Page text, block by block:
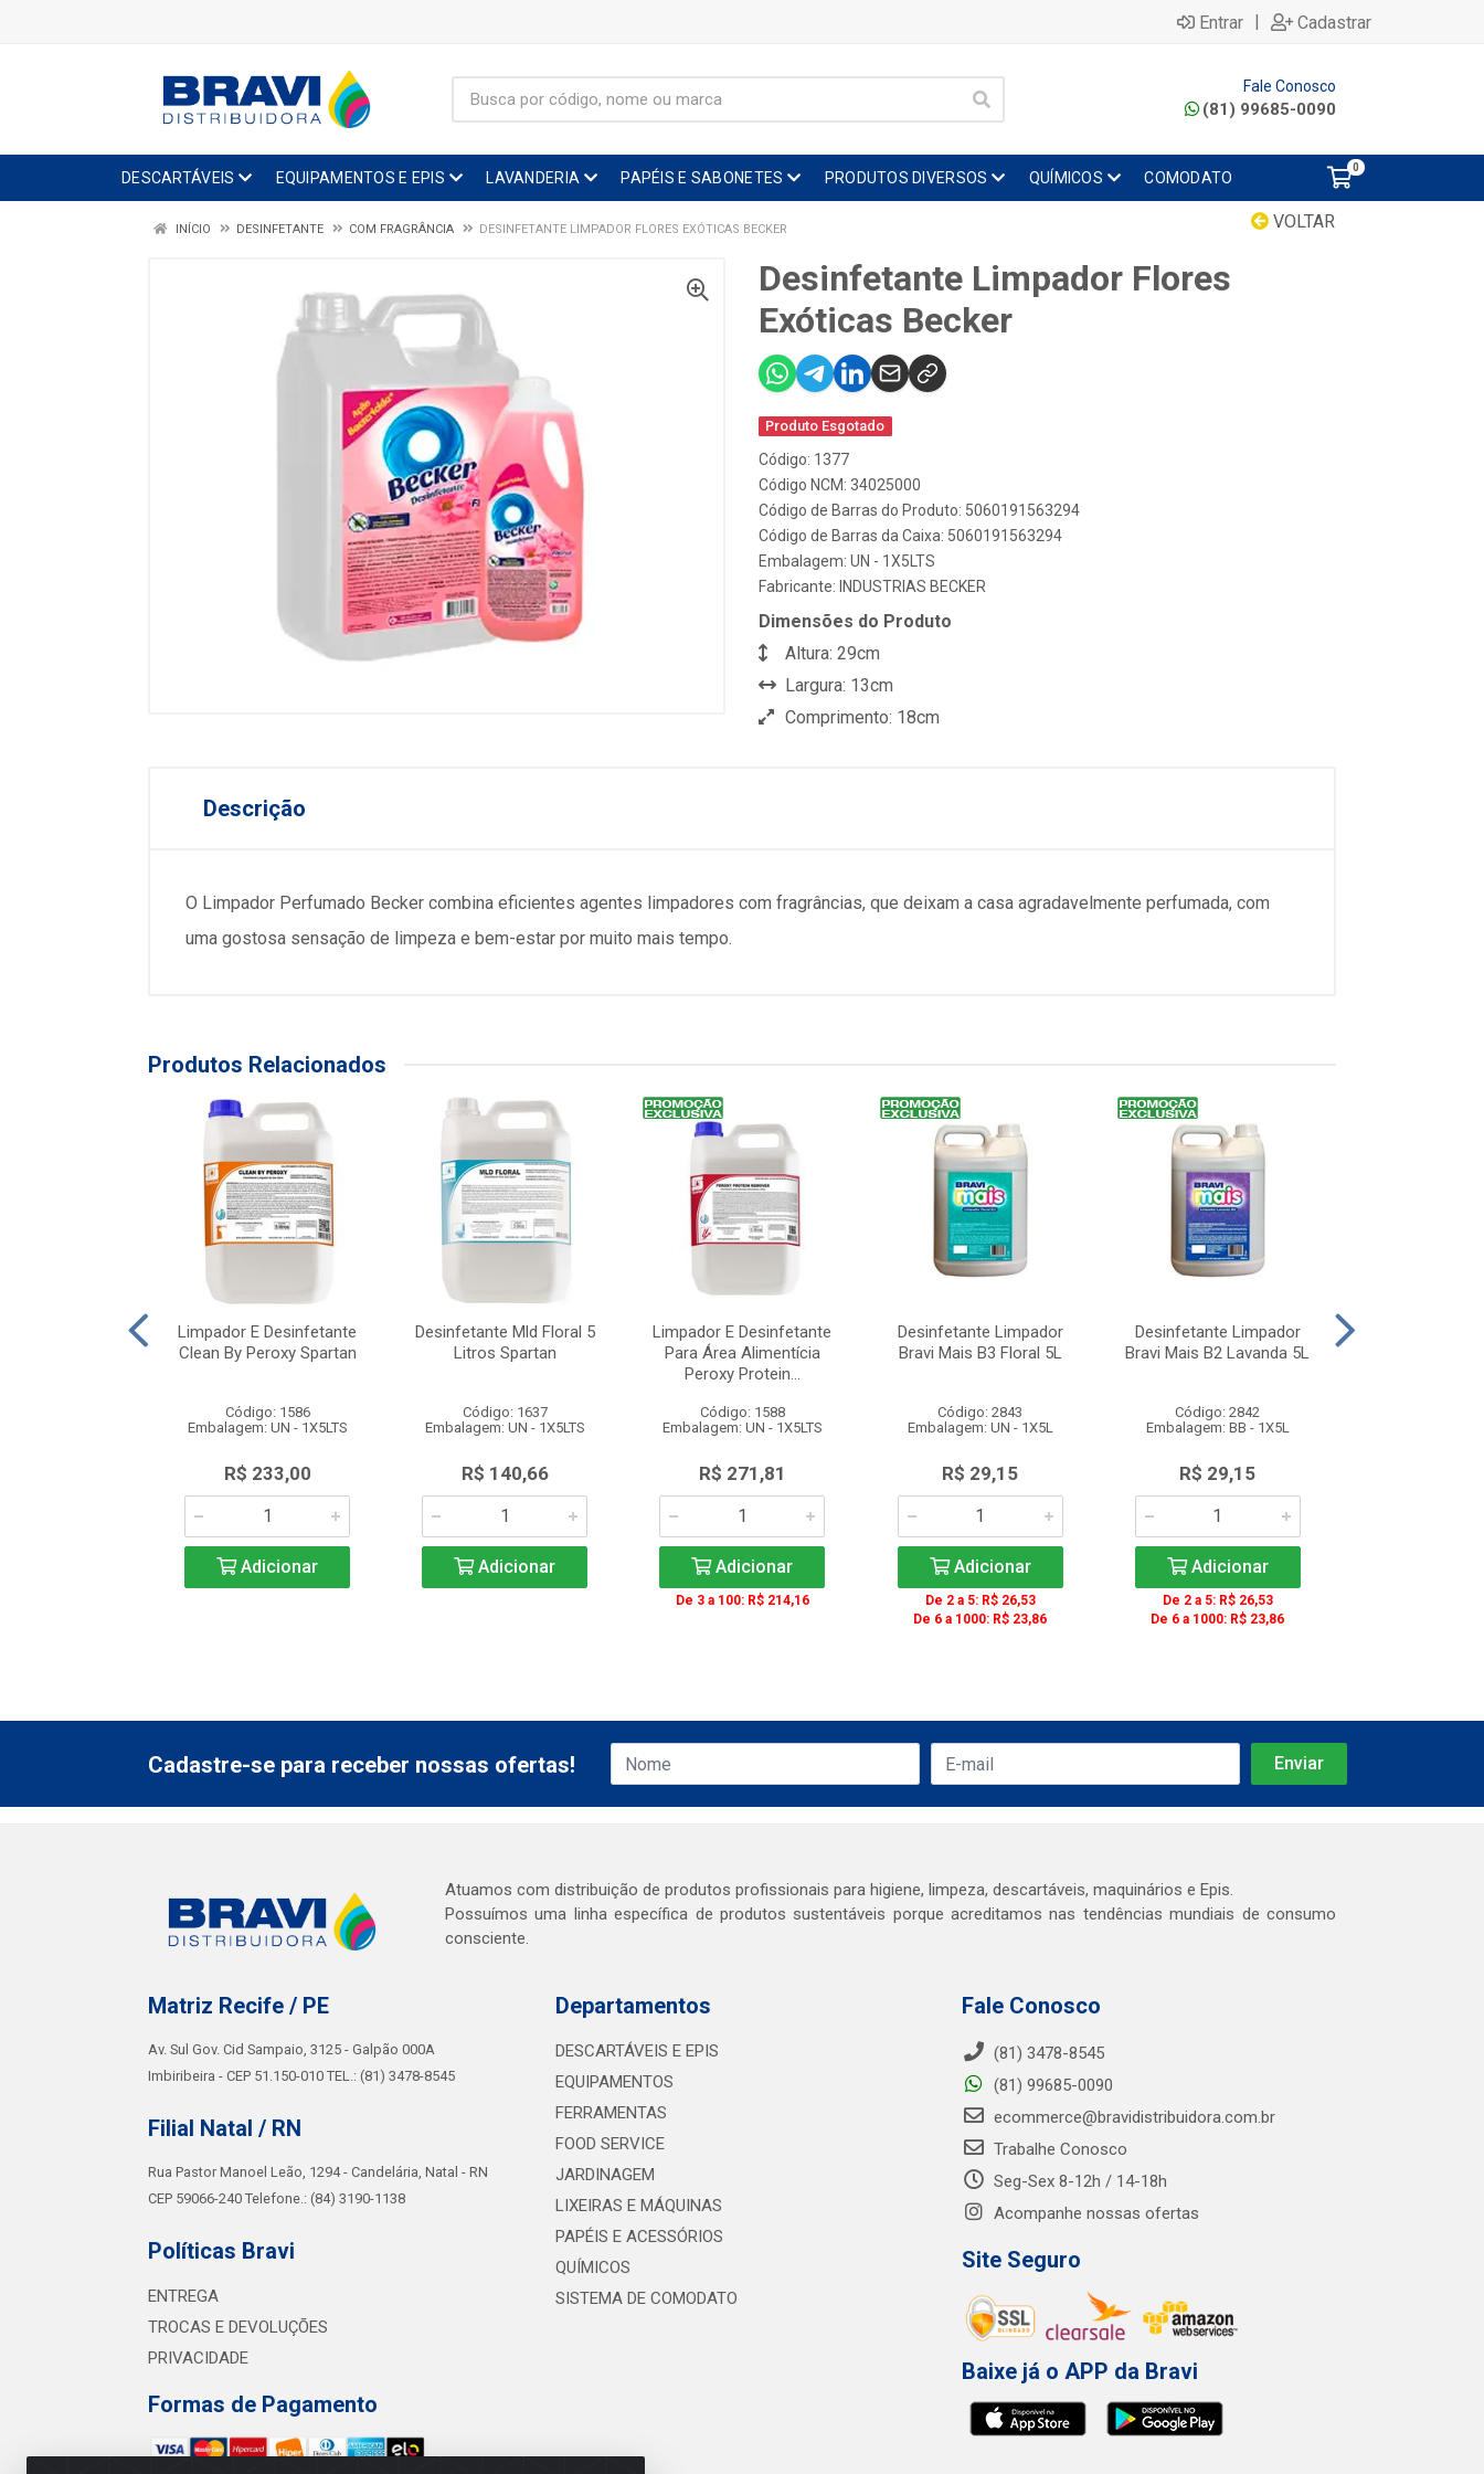
Entrar | Cadastrar
Fale Conosco
(81) 99685-0090
DESCARTÁVEIS EQUIPAMENTOS E EPIS LAVANDERIA PAPÉIS E SABONETES PRODUTOS DIVERSOS QUÍMICOS COMODATO
0
VOLTAR
INÍCIO DESINFETANTE COM FRAGRÂNCIA DESINFETANTE LIMPADOR FLORES EXÓTICAS BECKER
Desinfetante Limpador Flores
Exóticas Becker
Produto Esgotado
Código: 1377
Código NCM: 34025000
Código de Barras do Produto: 5060191563294
Código de Barras da Caixa: 5060191563294
Embalagem: UN - 1X5LTS
Fabricante: INDUSTRIAS BECKER
Dimensões do Produto
Altura: 29cm
Largura: 13cm
Comprimento: 18cm
Descrição
O Limpador Perfumado Becker combina eficientes agentes limpadores com fragrâncias, que deixam a casa agradavelmente perfumada, com
uma gostosa sensação de limpeza e bem-estar por muito mais tempo.
Produtos Relacionados
Limpador E Desinfetante
Clean By Peroxy Spartan
Código: 1586
Embalagem: UN - 1X5LTS
R$ 233,00
Adicionar
Desinfetante Mld Floral 5
Litros Spartan
Código: 1637
Embalagem: UN - 1X5LTS
R$ 140,66
Adicionar
Limpador E Desinfetante
Para Área Alimentícia
Peroxy Protein...
Código: 1588
Embalagem: UN - 1X5LTS
R$ 271,81
Adicionar
De 3 a 100: R$ 214,16
Desinfetante Limpador
Bravi Mais B3 Floral 5L
Código: 2843
Embalagem: UN - 1X5L
R$ 29,15
Adicionar
De 2 a 5: R$ 26,53
De 6 a 1000: R$ 23,86
Desinfetante Limpador
Bravi Mais B2 Lavanda 5L
Código: 2842
Embalagem: BB - 1X5L
R$ 29,15
Adicionar
De 2 a 5: R$ 26,53
De 6 a 1000: R$ 23,86
Cadastre-se para receber nossas ofertas!
Atuamos com distribuição de produtos profissionais para higiene, limpeza, descartáveis, maquinários e Epis.
Possuímos uma linha específica de produtos sustentáveis porque acreditamos nas tendências mundiais de consumo
consciente.
Matriz Recife / PE
Av. Sul Gov. Cid Sampaio, 3125 - Galpão 000A
Imbiribeira - CEP 51.150-010 TEL.: (81) 3478-8545
Filial Natal / RN
Rua Pastor Manoel Leão, 1294 - Candelária, Natal - RN
CEP 59066-240 Telefone.: (84) 3190-1138
Políticas Bravi
ENTREGA
TROCAS E DEVOLUÇÕES
PRIVACIDADE
Formas de Pagamento
Departamentos
DESCARTÁVEIS E EPIS
EQUIPAMENTOS
FERRAMENTAS
FOOD SERVICE
JARDINAGEM
LIXEIRAS E MÁQUINAS
PAPÉIS E ACESSÓRIOS
QUÍMICOS
SISTEMA DE COMODATO
Fale Conosco
(81) 3478-8545
(81) 99685-0090
ecommerce@bravidistribuidora.com.br
Trabalhe Conosco
Seg-Sex 8-12h / 14-18h
Acompanhe nossas ofertas
Site Seguro
Baixe já o APP da Bravi